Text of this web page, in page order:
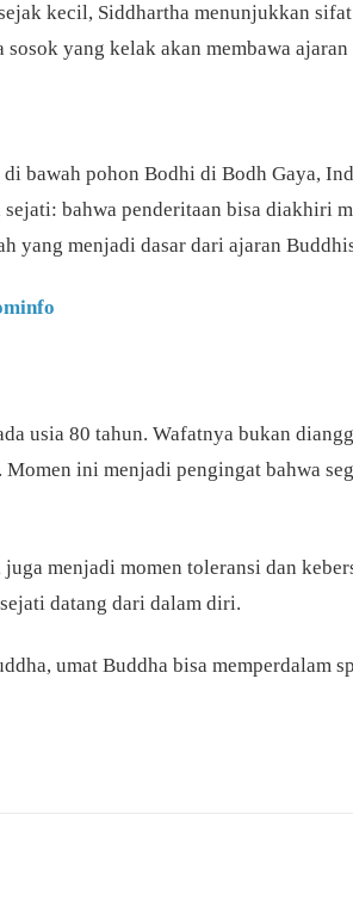
kecil, Siddhartha menunjukkan
yang kelak akan membawa
bawah pohon Bodhi di Bodh Gaya,
bahwa penderitaan bisa diakhiri
yang menjadi dasar dari ajaran
usia 80 tahun. Wafatnya bukan
ini menjadi pengingat bahwa
menjadi momen toleransi dan
datang dari dalam diri.
umat Buddha bisa